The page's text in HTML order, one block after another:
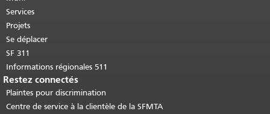
Retour au haut du contenu principal
Services
Projets
Se déplacer
SF 311
Informations régionales 511
Restez connectés
Plaintes pour discrimination
Centre de service à la clientèle de la SFMTA